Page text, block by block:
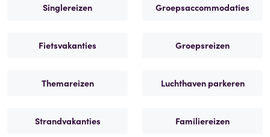
Singlereizen Groepsaccommodaties
Fietsvakanties Groepsreizen
Themareizen Luchthaven parkeren
Strandvakanties Familiereizen